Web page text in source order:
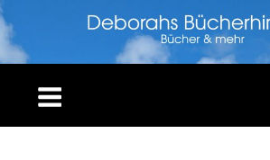
Skip
to
content